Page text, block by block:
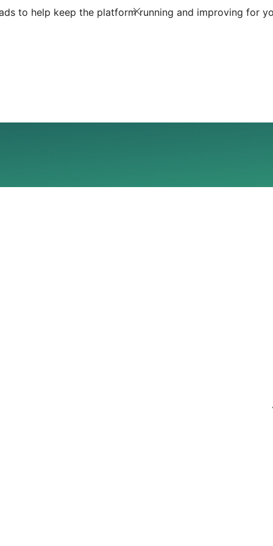
to help keep the platform running and improving for